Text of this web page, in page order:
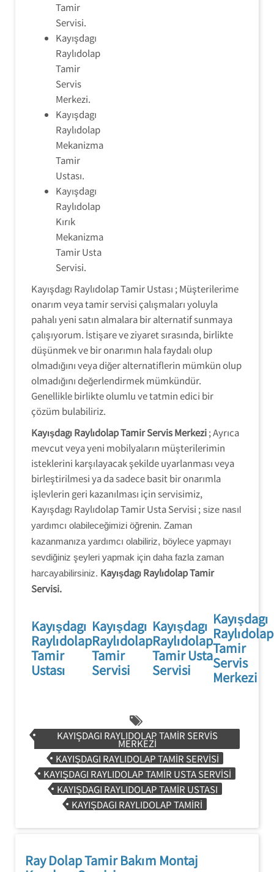
Tamir
Servisi.
Kayışdagı
Raylıdolap
Tamir
Servis
Merkezi.
Kayışdagı
Raylıdolap
Mekanizma
Tamir
Ustası.
Kayışdagı
Raylıdolap
Kırık
Mekanizma
Tamir Usta
Servisi.
Kayışdagı Raylıdolap Tamir Ustası ; Müşterilerime
onarım veya tamir servisi çalışmaları yoluyla
pahalı yeni satın almalara bir alternatif sunmaya
çalışıyorum. İstişare ve ziyaret sırasında, birlikte
düşünmek ve bir onarımın hala faydalı olup
olmadığını veya diğer alternatiflerin mümkün olup
olmadığını değerlendirmek mümkündür.
Genellikle birlikte olumlu ve tatmin edici bir
çözüm bulabiliriz.
Kayışdagı Raylıdolap Tamir Servis Merkezi; Ayrıca
mevcut veya yeni mobilyaların müşterilerimin
isteklerini karşılayacak şekilde uyarlanması veya
birleştirilmesi ya da sadece basit bir onarımla
işlevlerin geri kazanılması için servisimiz,
Kayışdagı Raylıdolap Tamir Usta Servisi ; size nasıl
yardımcı olabileceğimizi öğrenin. Zaman
kazanmanıza yardımcı olabiliriz, böylece yapmayı
sevdiğiniz şeyleri yapmak için daha fazla zaman
harcayabilirsiniz. Kayışdagı Raylıdolap Tamir
Servisi.
Kayışdagı
Raylıdolap
Tamir
Ustası
Kayışdagı
Raylıdolap
Tamir
Servisi
Kayışdagı
Raylıdolap
Tamir Usta
Servisi
Kayışdagı
Raylıdolap
Tamir
Servis
Merkezi
KAYIŞDAGI RAYLIDOLAP TAMIR SERVIS
MERKEZI
KAYIŞDAGI RAYLIDOLAP TAMIR SERVISI
KAYIŞDAGI RAYLIDOLAP TAMIR USTA SERVISI
KAYIŞDAGI RAYLIDOLAP TAMIR USTASI
KAYIŞDAGI RAYLIDOLAP TAMIRI
Ray Dolap Tamir Bakım Montaj